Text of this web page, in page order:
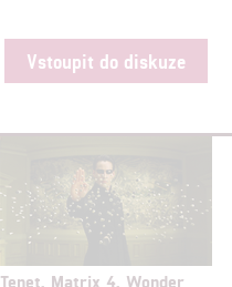
Vstoupit do diskuze
Tenet, Matrix 4, Wonder